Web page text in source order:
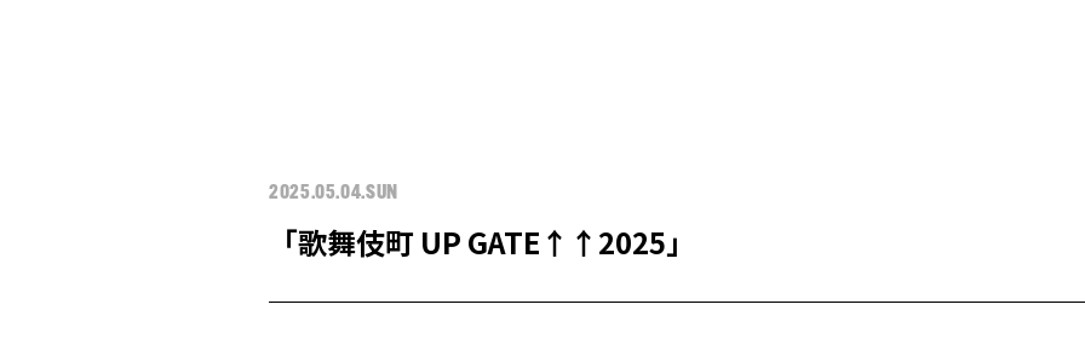
2025.05.04.SUN
「歌舞伎町 UP GATE↑↑2025」